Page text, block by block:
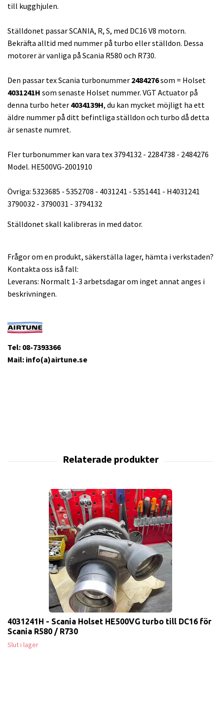
till kugghjulen.
Ställdonet passar SCANIA, R, S, med DC16 V8 motorn.
Bekräfta alltid med nummer på turbo eller ställdon. Dessa
motorer är vanliga på Scania R580 och R730.
Den passar tex Scania turbonummer 2484276som = Holset
4031241H som senaste Holset nummer. VGT Actuator på
denna turbo heter 4034139H, du kan mycket möjligt ha ett
äldre nummer på ditt befintliga ställdon och turbo då detta
är senaste numret.
Fler turbonummer kan vara tex 3794132 - 2284738 - 2484276
Model. HE500VG-2001910
Övriga: 5323685 - 5352708 - 4031241 - 5351441 - H4031241
3790032 - 3790031 - 3794132
Ställdonet skall kalibreras in med dator.
Frågor om en produkt, säkerställa lager, hämta i verkstaden?
Kontakta oss iså fall:
Leverans: Normalt 1-3 arbetsdagar om inget annat anges i
beskrivningen.
Tel: 08-7393366
Mail: info(a)airtune.se
4031241H - Scania Holset HE500VG turbo till DC16 för
Scania R580 / R730
Slut i lager